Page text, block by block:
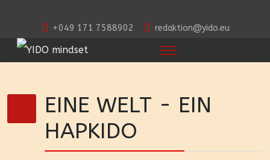
+049 171 7588902 redaktion@yido.eu
EINE WELT - EIN
HAPKIDO